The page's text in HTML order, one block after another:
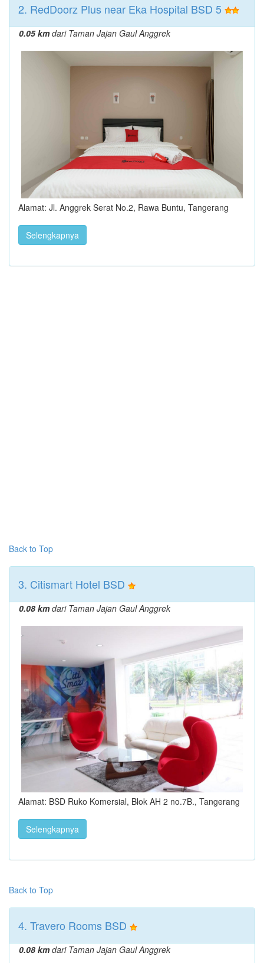
2. RedDoorz Plus near Eka Hospital BSD 5
0.05 kmdari Taman Jajan Gaul Anggrek
Alamat: Jl. Anggrek Serat No.2, Rawa Buntu, Tangerang
Selengkapnya
Back to Top
3. Citismart Hotel BSD
0.08 kmdari Taman Jajan Gaul Anggrek
Alamat: BSD Ruko Komersial, Blok AH 2 no.7B., Tangerang
Selengkapnya
Back to Top
4. Travero Rooms BSD
0.08 kmdari Taman Jajan Gaul Anggrek